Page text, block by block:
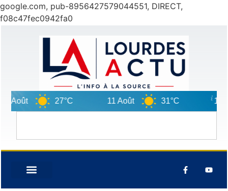
google.com, pub-8956427579044551, DIRECT,
f08c47fec0942fa0
27°C 11 Août 31°C 12